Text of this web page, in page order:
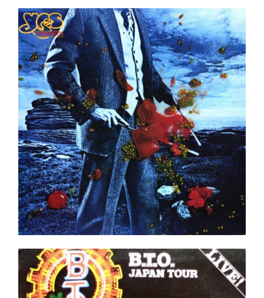
Yes – Tormato LP _ Top copy in shrink !
Ajouter au panier Détails
B.T.O. Japan Tour LP